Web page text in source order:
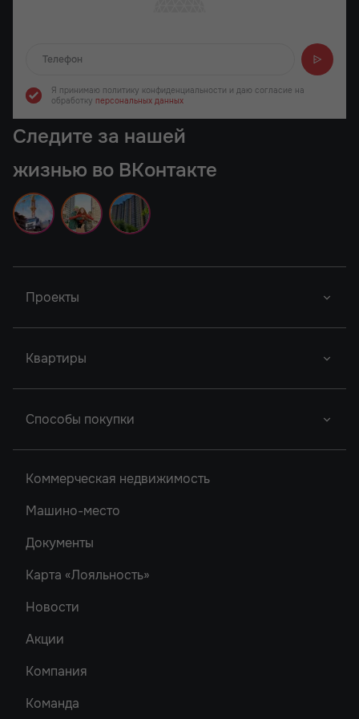
Я принимаю политику конфиденциальности и даю согласие на
обработку персональных данных
Следите за нашей
жизнью во ВКонтакте
Проекты
Новый Проект
Новый Проект
Донской Арбат 2
Донской Арбат
Рубин
Квартиры
Однокомнатные
Трехкомнатные
Способы покупки
Коммерческая недвижимость
Машино-место
Документы
Карта «Лояльность»
Новости
Акции
Компания
Команда